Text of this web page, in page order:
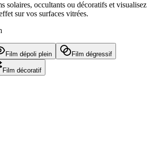
solaires, occultants ou décoratifs et visualisez
sur vos surfaces vitrées.
Film dépoli plein Film dégressif
Film décoratif